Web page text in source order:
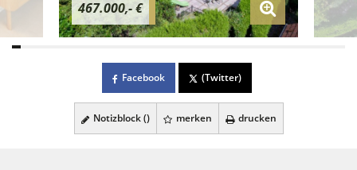
467.000,- €
Facebook (Twitter)
Notizblock () merken drucken